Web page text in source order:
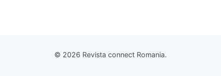
© 2026 Revista connect Romania.